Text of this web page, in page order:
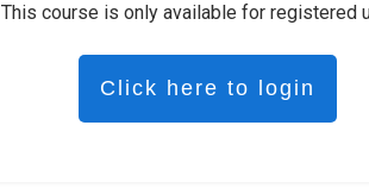
This course is only available for registered
Click here to login